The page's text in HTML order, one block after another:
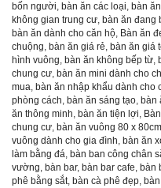
bốn người, bàn ăn các loại, bàn
không gian trung cư, bàn ăn đang
bàn ăn dành cho căn hộ, Bàn ăn
chuộng, bàn ăn giá rẻ, bàn ăn giá
hình vuông, bàn ăn không bếp từ,
chung cư, bàn ăn mini dành cho
mua, bàn ăn nhập khẩu dành cho
phòng cách, bàn ăn sáng tạo, bàn
ăn thông minh, bàn ăn tiện lợi,
chung cư, bàn ăn vuông 80 x 80cm
vuông dành cho gia đình, bàn ăn
làm bằng đá, bàn ban công chân
vường, bàn bar, bàn bar cafe, bàn
phê bằng sắt, bàn cà phê đẹp,